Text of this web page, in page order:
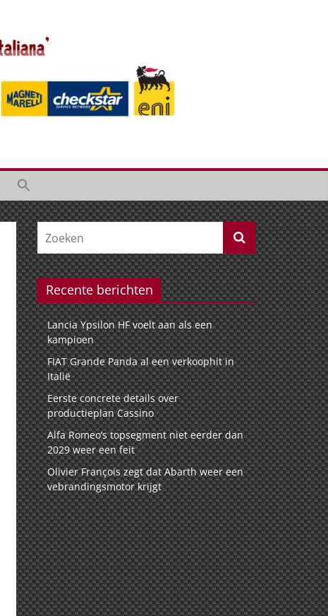
Recente berichten
Lancia Ypsilon HF voelt aan als een
kampioen
FIAT Grande Panda al een verkoophit in
Italië
Eerste concrete details over
productieplan Cassino
Alfa Romeo’s topsegment niet eerder dan
2029 weer een feit
Olivier François zegt dat Abarth weer een
vebrandingsmotor krijgt